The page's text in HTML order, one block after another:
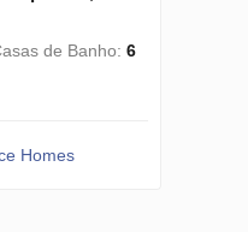
de Banho: 6
Homes